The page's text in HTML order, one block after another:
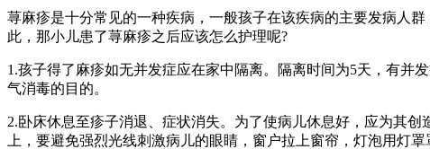
荨麻疹是十分常见的一种疾病，一般孩子在该疾病的主要发病人
此，那小儿患了荨麻疹之后应该怎么护理呢?
1.孩子得了麻疹如无并发症应在家中隔离。隔离时间为5天，有并
气消毒的目的。
2.卧床休息至疹子消退、症状消失。为了使病儿休息好，应为其
上，要避免强烈光线刺激病儿的眼睛，窗户拉上窗帘，灯泡用灯罩